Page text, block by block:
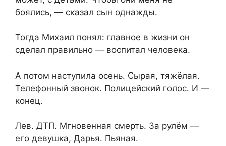
боялись, — сказал сын однажды.
Тогда Михаил понял: главное в жизни он
сделал правильно — воспитал человека.
А потом наступила осень. Сырая, тяжёлая.
Телефонный звонок. Полицейский голос. И —
конец.
Лев. ДТП. Мгновенная смерть. За рулём —
его девушка, Дарья. Пьяная.